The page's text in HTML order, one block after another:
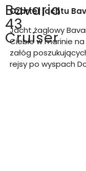
Bavaria
43
Cruiser
Czarter jachtu
Jacht żaglowy
Ciebie w marinie na
załóg
rejsy po wyspach